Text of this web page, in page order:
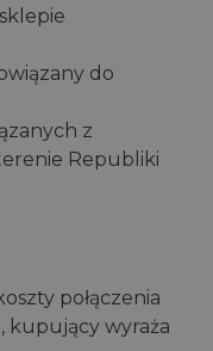
do
z
Republiki
połączenia
kupujący wyraża